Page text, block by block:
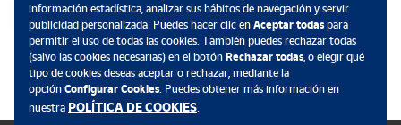
información estadística, analizar sus hábitos de navegación y servir
publicidad personalizada. Puedes hacer clic en Aceptar todaspara
permitir el uso de todas las cookies. También puedes rechazar todas
(salvo las cookies necesarias) en el botón Rechazar todas, o elegir qué
tipo de cookies deseas aceptar o rechazar, mediante la
opción Configurar Cookies. Puedes obtener más información en
nuestra POLÍTICA DE COOKIES.